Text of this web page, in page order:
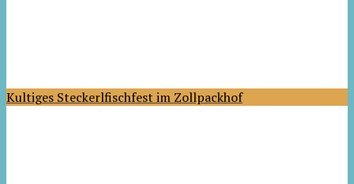
Kultiges Steckerlfischfest im Zollpackhof